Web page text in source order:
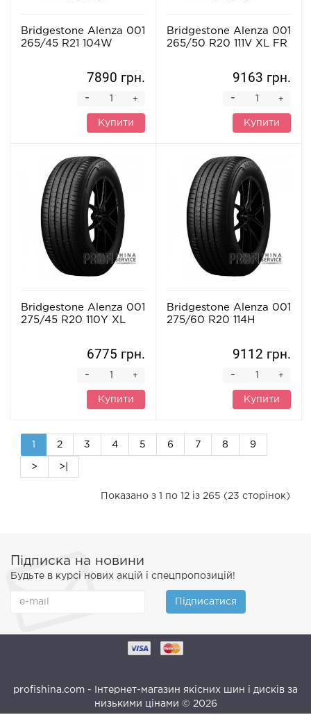
Bridgestone Alenza 001
265/45 R21 104W
7890 грн.
+
-
Купити
Bridgestone Alenza 001
265/50 R20 111V XL FR
9163 грн.
+
-
Купити
Bridgestone Alenza 001
275/45 R20 110Y XL
6775 грн.
+
-
Купити
Bridgestone Alenza 001
275/60 R20 114H
9112 грн.
+
-
Купити
1 2 3 4 5 6 7 8 9
> >|
Показано з 1 по 12 із 265 (23 сторінок)
Підписка на новини
Будьте в курсі нових акцій і спецпропозицій!
Підписатися
profishina.com - Інтернет-магазин якісних шин і дисків за
низькими цінами © 2026